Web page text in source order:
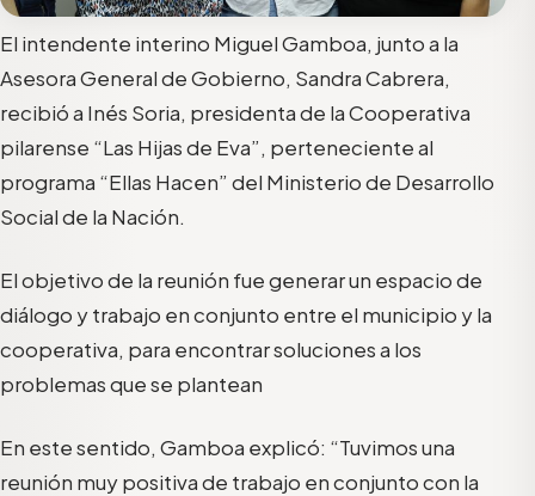
El intendente interino Miguel Gamboa, junto a la
Asesora General de Gobierno, Sandra Cabrera,
recibió a Inés Soria, presidenta de la Cooperativa
pilarense “Las Hijas de Eva”, perteneciente al
programa “Ellas Hacen” del Ministerio de Desarrollo
Social de la Nación.
El objetivo de la reunión fue generar un espacio de
diálogo y trabajo en conjunto entre el municipio y la
cooperativa, para encontrar soluciones a los
problemas que se plantean
En este sentido, Gamboa explicó: “Tuvimos una
reunión muy positiva de trabajo en conjunto con la